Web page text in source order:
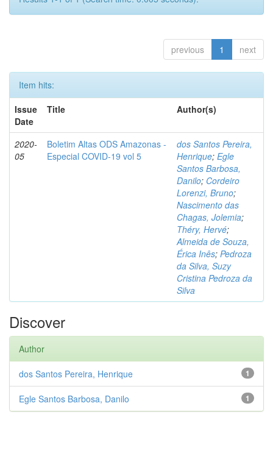
previous 1 next
Item hits:
Issue
Date
Title Author(s)
2020-
05
Boletim Altas ODS Amazonas -
Especial COVID-19 vol 5
dos Santos Pereira,
Henrique; Egle
Santos Barbosa,
Danilo; Cordeiro
Lorenzi, Bruno;
Nascimento das
Chagas, Jolemia;
Théry, Hervé;
Almeida de Souza,
Érica Inês; Pedroza
da Silva, Suzy
Cristina Pedroza da
Silva
Discover
Author
1
dos Santos Pereira, Henrique
1
Egle Santos Barbosa, Danilo